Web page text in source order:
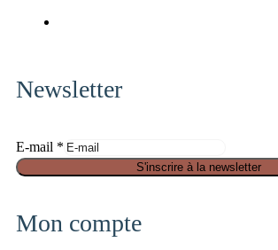
Newsletter
E-mail *
S
u
S'inscrire à la newsletter
Mon compte